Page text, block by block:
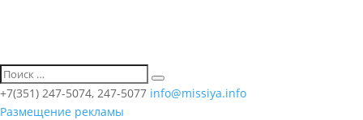
+7(351) 247-5074, 247-5077 info@missiya.info
Размещение рекламы